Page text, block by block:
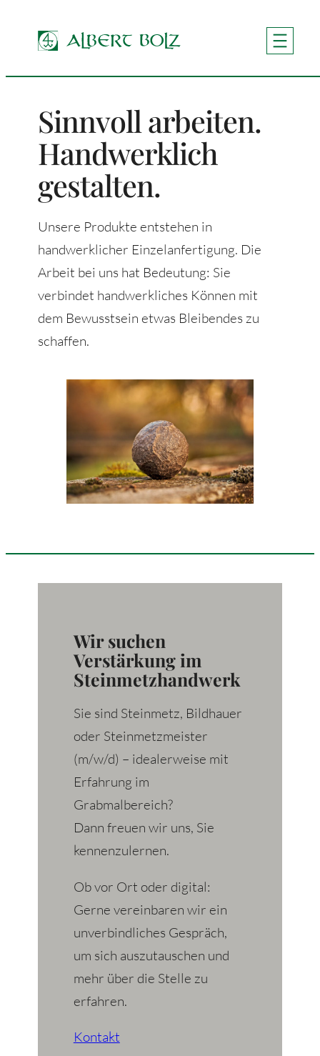
Inhalt
Sinnvoll arbeiten.
Handwerklich
gestalten.
Unsere Produkte entstehen in
handwerklicher Einzelanfertigung. Die
Arbeit bei uns hat Bedeutung: Sie
verbindet handwerkliches Können mit
dem Bewusstsein etwas Bleibendes zu
schaffen.
Wir suchen
Verstärkung im
Steinmetzhandwerk
Sie sind Steinmetz, Bildhauer
oder Steinmetzmeister
(m/w/d) – idealerweise mit
Erfahrung im
Grabmalbereich?
Dann freuen wir uns, Sie
kennenzulernen.
Ob vor Ort oder digital:
Gerne vereinbaren wir ein
unverbindliches Gespräch,
um sich auszutauschen und
mehr über die Stelle zu
erfahren.
Kontakt